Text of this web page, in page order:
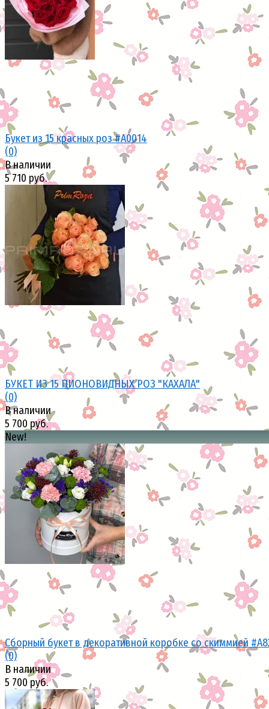
избранное сравнить
избранное сравнить
Букет из 15 красных роз #A0014
(0)
В наличии
5 710 руб.
избранное сравнить
БУКЕТ ИЗ 15 ПИОНОВИДНЫХ РОЗ "КАХАЛА"
(0)
В наличии
5 700 руб.
New!
Сборный букет в декоративной коробке со скиммией
(0)
В наличии
5 700 руб.